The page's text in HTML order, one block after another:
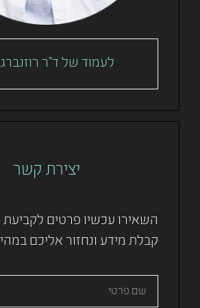
לעמוד של ד"ר
יצירת קשר
השאירו עכשיו פרטים לקביעת
קבלת מידע ונחזור אליכם